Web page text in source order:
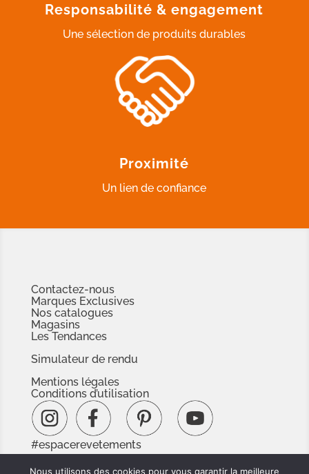
Responsabilité & engagement
Une sélection de produits durables
Proximité
Un lien de confiance
Contactez-nous
Marques Exclusives
Nos catalogues
Magasins
Les Tendances
Simulateur de rendu
Mentions légales
Conditions d’utilisation
#espacerevetements
www.espacedoc.fr
Nous utilisons des cookies pour vous garantir la meilleure